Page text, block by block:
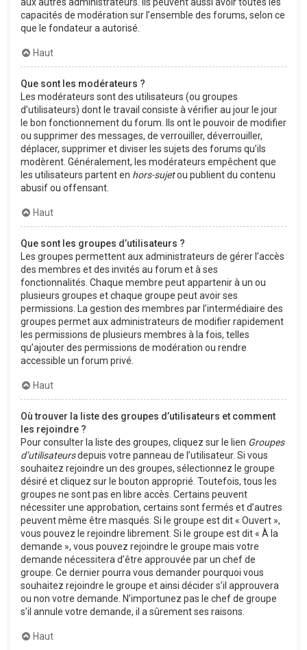
capacités de modération sur l’ensemble des forums, selon ce
que le fondateur a autorisé.
Haut
Que sont les modérateurs ?
Les modérateurs sont des utilisateurs (ou groupes
d’utilisateurs) dont le travail consiste à vérifier au jour le jour
le bon fonctionnement du forum. Ils ont le pouvoir de modifier
ou supprimer des messages, de verrouiller, déverrouiller,
déplacer, supprimer et diviser les sujets des forums qu’ils
modèrent. Généralement, les modérateurs empêchent que
les utilisateurs partent en hors-sujetou publient du contenu
abusif ou offensant.
Haut
Que sont les groupes d’utilisateurs ?
Les groupes permettent aux administrateurs de gérer l’accès
des membres et des invités au forum et à ses
fonctionnalités. Chaque membre peut appartenir à un ou
plusieurs groupes et chaque groupe peut avoir ses
permissions. La gestion des membres par l’intermédiaire des
groupes permet aux administrateurs de modifier rapidement
les permissions de plusieurs membres à la fois, telles
qu’ajouter des permissions de modération ou rendre
accessible un forum privé.
Haut
Où trouver la liste des groupes d’utilisateurs et comment
les rejoindre ?
Pour consulter la liste des groupes, cliquez sur le lien Groupes
d’utilisateursdepuis votre panneau de l’utilisateur. Si vous
souhaitez rejoindre un des groupes, sélectionnez le groupe
désiré et cliquez sur le bouton approprié. Toutefois, tous les
groupes ne sont pas en libre accès. Certains peuvent
nécessiter une approbation, certains sont fermés et d’autres
peuvent même être masqués. Si le groupe est dit « Ouvert »,
vous pouvez le rejoindre librement. Si le groupe est dit « À la
demande », vous pouvez rejoindre le groupe mais votre
demande nécessitera d’être approuvée par un chef de
groupe. Ce dernier pourra vous demander pourquoi vous
souhaitez rejoindre le groupe et ainsi décider s’il approuvera
ou non votre demande. N’importunez pas le chef de groupe
s’il annule votre demande, il a sûrement ses raisons.
Haut